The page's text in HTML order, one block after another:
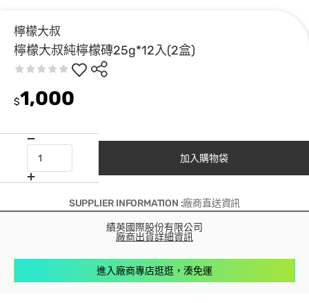
檸檬大叔
檸檬大叔純檸檬磚25g*12入(2盒)
$1,000
加入購物袋
SUPPLIER INFORMATION :廠商直送資訊
績英國際股份有限公司
廠商出貨詳細資訊
進入廠商專店逛逛，湊免運